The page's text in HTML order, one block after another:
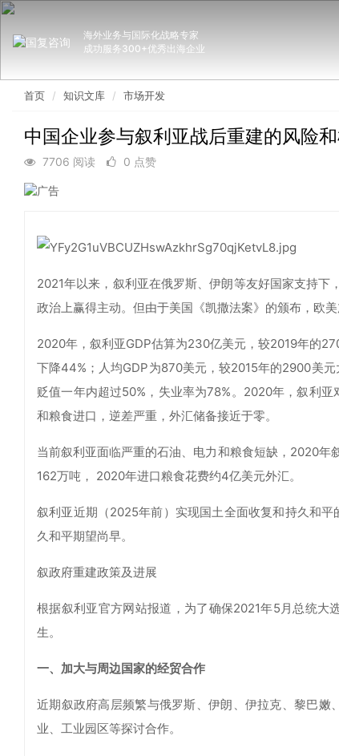
海外业务与国际化战略专家
成功服务300+优秀出海企业
首页 知识文库 市场开发
中国企业参与叙利亚战后重建的风险
7706 阅读 0 点赞
2021年以来，叙利亚在俄罗斯、伊朗等友好国家支持
政治上赢得主动。但由于美国《凯撒法案》的颁布，欧
2020年，叙利亚GDP估算为230亿美元，较2019年的
下降44%；人均GDP为870美元，较2015年的2900美
贬值一年内超过50%，失业率为78%。2020年，叙利
和粮食进口，逆差严重，外汇储备接近于零。
当前叙利亚面临严重的石油、电力和粮食短缺，2020
162万吨， 2020年进口粮食花费约4亿美元外汇。
叙利亚近期（2025年前）实现国土全面收复和持久和
久和平期望尚早。
叙政府重建政策及进展
根据叙利亚官方网站报道，为了确保2021年5月总统大
生。
一、加大与周边国家的经贸合作
近期叙政府高层频繁与俄罗斯、伊朗、伊拉克、黎巴
业、工业园区等探讨合作。